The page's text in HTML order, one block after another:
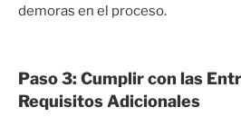
demoras en el proceso.
Paso 3: Cumplir con las
Requisitos Adicionales